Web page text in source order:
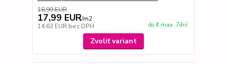
18,99 EUR
17,99 EUR/m2
14,63 EUR bez DPH do 4 max. 7dní
Zvoliť variant